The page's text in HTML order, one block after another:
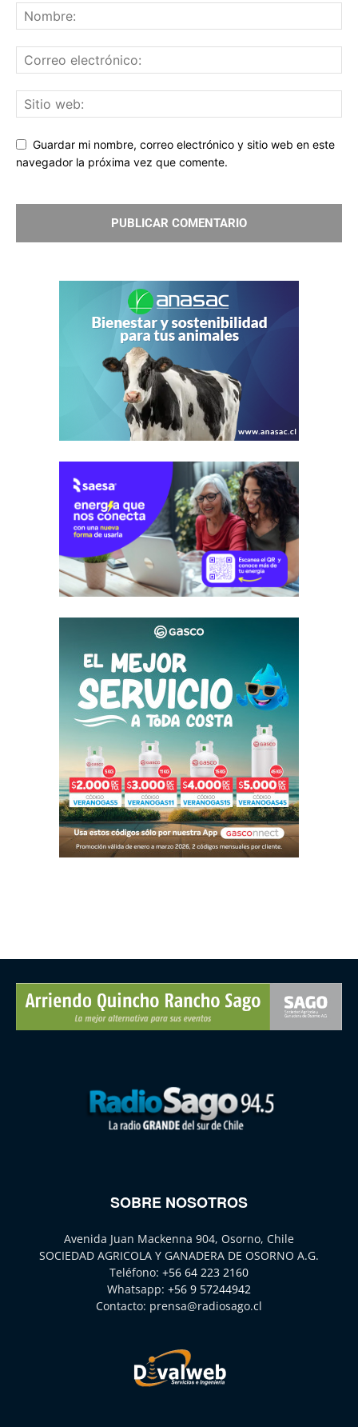
Guardar mi nombre, correo electrónico y sitio web en este
navegador la próxima vez que comente.
SOBRE NOSOTROS
Avenida Juan Mackenna 904, Osorno, Chile
SOCIEDAD AGRICOLA Y GANADERA DE OSORNO A.G.
Teléfono: +56 64 223 2160
Whatsapp: +56 9 57244942
Contacto: prensa@radiosago.cl